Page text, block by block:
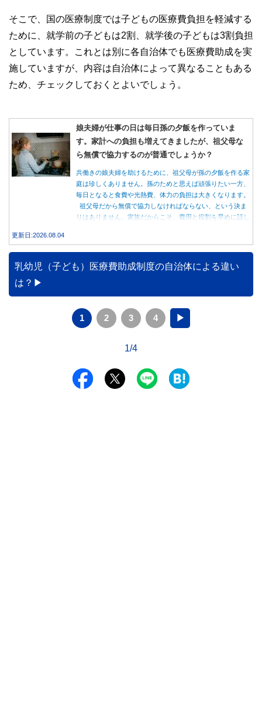
そこで、国の医療制度では子どもの医療費負担を軽減する
ために、就学前の子どもは2割、就学後の子どもは3割負担
としています。これとは別に各自治体でも医療費助成を実
施していますが、内容は自治体によって異なることもある
ため、チェックしておくとよいでしょう。
娘夫婦が仕事の日は毎日孫の夕飯を作っていま
す。家計への負担も増えてきましたが、祖父母な
ら無償で協力するのが普通でしょうか？
共働きの娘夫婦を助けるために、祖父母が孫の夕飯を作る家
庭は珍しくありません。孫のためと思えば頑張りたい一方、
毎日となると食費や光熱費、体力の負担は大きくなります。
祖父母だから無償で協力しなければならない、という決ま
りはありません。家族だからこそ、費用と役割を早めに話し
更新日:2026.08.04
乳幼児（子ども）医療費助成制度の自治体による違い
は？
1 2 3 4 ▶
1/4